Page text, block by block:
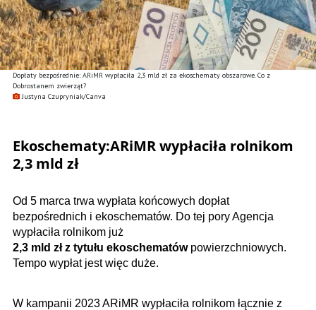
Dopłaty bezpośrednie: ARiMR wypłaciła 2,3 mld zł za ekoschematy obszarowe. Co z
Dobrostanem zwierząt?
Justyna Czupryniak/Canva
Ekoschematy:ARiMR wypłaciła rolnikom
2,3 mld zł
Od 5 marca trwa wypłata końcowych dopłat
bezpośrednich i ekoschematów. Do tej pory Agencja
wypłaciła rolnikom już
2,3 mld zł z tytułu ekoschematów powierzchniowych​.
Tempo wypłat jest więc duże.
W kampanii 2023 ARiMR wypłaciła rolnikom łącznie z